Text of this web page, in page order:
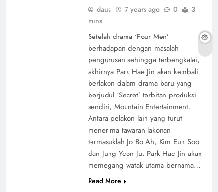
daus 7 years ago 0
3
mins
Setelah drama ‘Four Men’
berhadapan dengan masalah
pengurusan sehingga terbengkalai,
akhirnya Park Hae Jin akan kembali
berlakon dalam drama baru yang
berjudul ‘Secret’ terbitan produksi
sendiri, Mountain Entertainment.
Antara pelakon lain yang turut
menerima tawaran lakonan
termasuklah Jo Bo Ah, Kim Eun Soo
dan Jung Yeon Ju. Park Hae Jin akan
memegang watak utama bernama…
Read More